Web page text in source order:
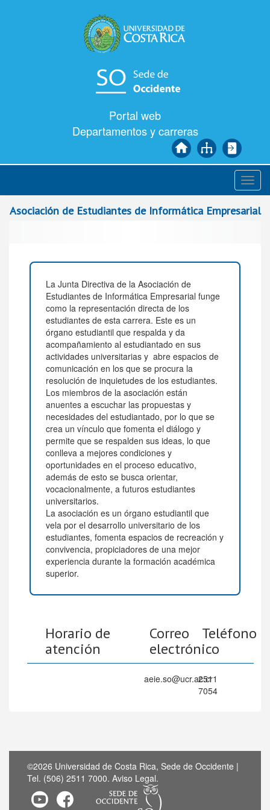
Portal web
Departamentos y carreras
Asociación de Estudiantes de Informática Empresarial
La Junta Directiva de la Asociación de
Estudiantes de Informática Empresarial funge
como la representación directa de los
estudiantes de esta carrera. Este es un
órgano estudiantil que respalda y da
acompañamiento al estudiantado en sus
actividades universitarias y abre espacios de
comunicación en los que se procura la
resolución de inquietudes de los estudiantes.
Los miembros de la asociación están
anuentes a escuchar las propuestas y
necesidades del estudiantado, por lo que se
crea un vínculo que fomenta el diálogo y
permite que se respalden sus ideas, lo que
conlleva a mejores condiciones y
oportunidades en el proceso educativo,
además de esto se busca orientar,
vocacionalmente, a futuros estudiantes
universitarios.
La asociación es un órgano estudiantil que
vela por el desarrollo universitario de los
estudiantes, fomenta espacios de recreación y
convivencia, propiciadores de una mejor
experiencia durante la formación académica
superior.
Horario de
atención
Correo
electrónico
Teléfono
aeie.so@ucr.ac.cr
2511
7054
©2026 Universidad de Costa Rica, Sede de Occidente |
Tel. (506) 2511 7000. Aviso Legal.